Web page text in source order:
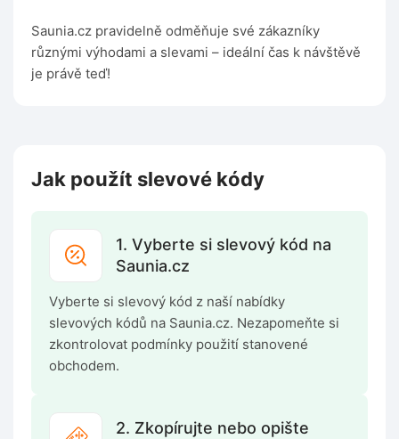
Saunia.cz pravidelně odměňuje své zákazníky
různými výhodami a slevami – ideální čas k návštěvě
je právě teď!
Jak použít slevové kódy
1. Vyberte si slevový kód na
Saunia.cz
Vyberte si slevový kód z naší nabídky
slevových kódů na Saunia.cz. Nezapomeňte si
zkontrolovat podmínky použití stanovené
obchodem.
2. Zkopírujte nebo opište